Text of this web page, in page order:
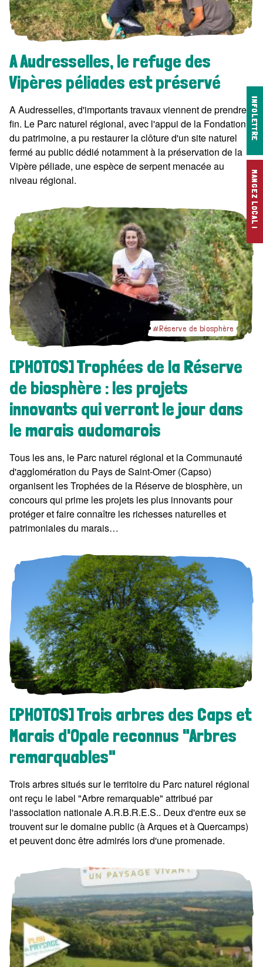
INFOLETTRE
MANGEZ LOCAL !
A Audresselles, le refuge des
Vipères péliades est préservé
A Audresselles, d'importants travaux viennent de prendre
fin. Le Parc naturel régional, avec l'appui de la Fondation
du patrimoine, a pu restaurer la clôture d'un site naturel
fermé au public dédié notamment à la préservation de la
Vipère péliade, une espèce de serpent menacée au
niveau régional.
#Réserve de biosphère
[PHOTOS] Trophées de la Réserve
de biosphère : les projets
innovants qui verront le jour dans
le marais audomarois
Tous les ans, le Parc naturel régional et la Communauté
d'agglomération du Pays de Saint-Omer (Capso)
organisent les Trophées de la Réserve de biosphère, un
concours qui prime les projets les plus innovants pour
protéger et faire connaître les richesses naturelles et
patrimoniales du marais…
[PHOTOS] Trois arbres des Caps et
Marais d'Opale reconnus "Arbres
remarquables"
Trois arbres situés sur le territoire du Parc naturel régional
ont reçu le label "Arbre remarquable" attribué par
l'association nationale A.R.B.R.E.S.. Deux d'entre eux se
trouvent sur le domaine public (à Arques et à Quercamps)
et peuvent donc être admirés lors d'une promenade.